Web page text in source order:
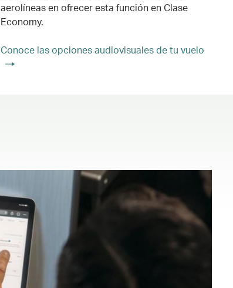
aerolíneas en ofrecer esta función en Clase
Economy.
Conoce las opciones audiovisuales de tu vuelo